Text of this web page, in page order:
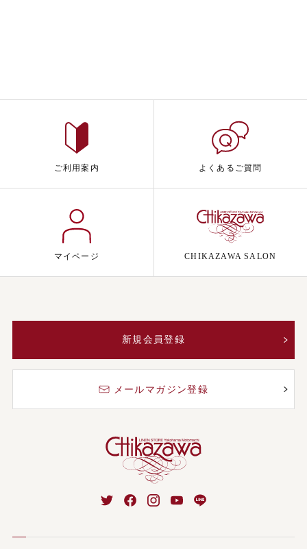
ご利用案内 よくあるご質問
マイページ CHIKAZAWA SALON
新規会員登録
メールマガジン登録